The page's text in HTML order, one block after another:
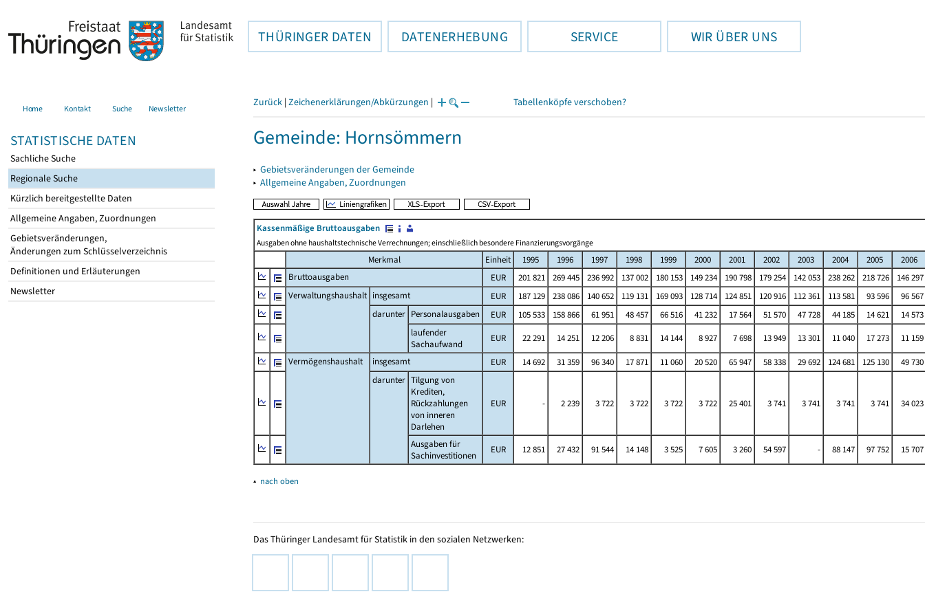
THÜRINGER DATEN DATENERHEBUNG SERVICE WIR ÜBER UNS
Home Kontakt Suche Newsletter
STATISTISCHE DATEN
Sachliche Suche
Regionale Suche
Kürzlich bereitgestellte Daten
Allgemeine Angaben, Zuordnungen
Gebietsveränderungen,
Änderungen zum Schlüsselverzeichnis
Definitionen und Erläuterungen
Newsletter
Zurück | Zeichenerklärungen/Abkürzungen | Tabellenköpfe verschoben?
Gemeinde: Hornsömmern
▸ Gebietsveränderungen der Gemeinde
▸ Allgemeine Angaben, Zuordnungen
Kassenmäßige Bruttoausgaben
Ausgaben ohne haushaltstechnische Verrechnungen; einschließlich besondere Finanzierungsvorgänge
Merkmal Einheit 1995 1996 1997 1998 1999 2000 2001 2002 2003 2004 2005
2006
Bruttoausgaben
EUR 201 821 269 445 236 992 137 002 180 153 149 234 190 798 179 254 142 053 238 262 218 726
146 297
Verwaltungshaushalt insgesamt EUR 187 129 238 086 140 652 119 131 169 093 128 714 124 851 120 916 112 361 113 581 93 596
96 567
darunter Personalausgaben EUR 105 533 158 866 61 951 48 457 66 516 41 232 17 564 51 570 47 728 44 185 14 621
14 573
laufender
Sachaufwand
EUR 22 291 14 251 12 206 8 831 14 144 8 927 7 698 13 949 13 301 11 040 17 273
11 159
Vermögenshaushalt
insgesamt EUR 14 692 31 359 96 340 17 871 11 060 20 520 65 947 58 338 29 692 124 681 125 130
49 730
darunter Tilgung von
Krediten,
Rückzahlungen
von inneren
Darlehen
EUR - 2 239 3 722 3 722 3 722 3 722 25 401 3 741 3 741 3 741 3 741 34 023
Ausgaben für
Sachinvestitionen
EUR 12 851 27 432 91 544 14 148 3 525 7 605 3 260 54 597 - 88 147 97 752 15 707
▴ nach oben
Das Thüringer Landesamt für Statistik in den sozialen Netzwerken: